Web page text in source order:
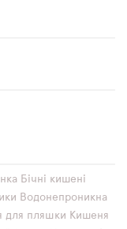
Бічні кишені
Водонепроникна
для пляшки Кишеня